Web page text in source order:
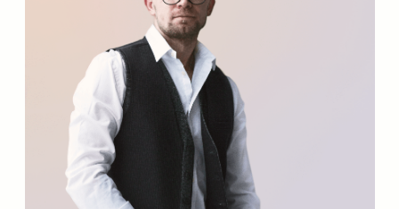
главный архитектор,
руководитель бюро
Бюро «СОВРЕМЕННЫЙ ДОМ» высоко
оценено мировым профессиональным
сообществом архитекторов
и дизайнеров. Мы являемся
единственным российским бюро,
которое входит в ТОП 300
архитектурных компаний мира